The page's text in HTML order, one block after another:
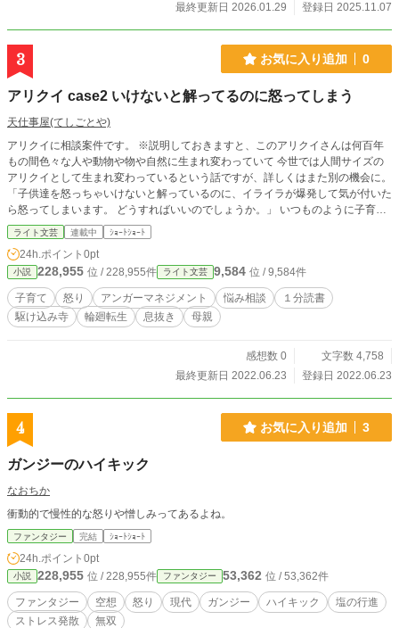
最終更新日 2026.01.29
登録日 2025.11.07
3 お気に入り追加 0
アリクイ case2 いけないと解ってるのに怒ってしまう
天仕事屋(てしごとや)
アリクイに相談案件です。 ※説明しておきますと、このアリクイさんは何百年
もの間色々な人や動物や物や自然に生まれ変わっていて 今世では人間サイズの
アリクイとして生まれ変わっているという話ですが、詳しくはまた別の機会に。
「子供達を怒っちゃいけないと解っているのに、イライラが爆発して気が付いた
ら怒ってしまいます。 どうすればいいのでしょうか。」 いつものように子育て
中のお母さんが相談に来ています。 見た目はとても温厚そうな、とても人当た
ライト文芸 連載中 ｼｮｰﾄｼｮｰﾄ
24h.ポイント 0pt
小説 228,955 位 / 228,955件 ライト文芸 9,584 位 / 9,584件
子育て 怒り アンガーマネジメント 悩み相談
１分読書
駆け込み寺
輪廻転生 息抜き 母親
感想数 0
文字数 4,758
最終更新日 2022.06.23
登録日 2022.06.23
4 お気に入り追加 3
ガンジーのハイキック
なおちか
衝動的で慢性的な怒りや憎しみってあるよね。
ファンタジー 完結 ｼｮｰﾄｼｮｰﾄ
24h.ポイント 0pt
小説 228,955 位 / 228,955件 ファンタジー 53,362 位 / 53,362件
ファンタジー 空想 怒り 現代 ガンジー ハイキック
塩の行進
ストレス発散
無双